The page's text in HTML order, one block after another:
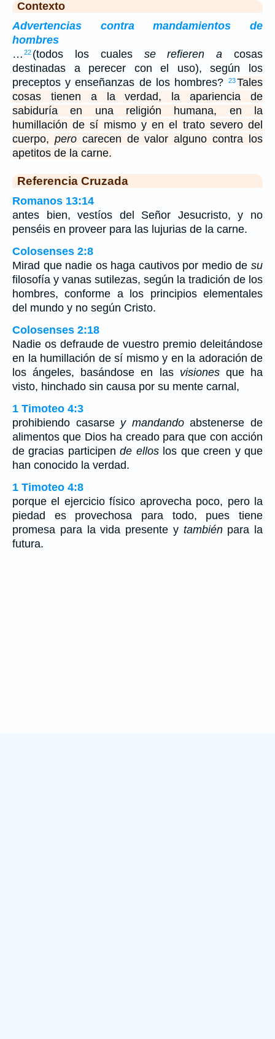
Contexto
Advertencias contra mandamientos de
hombres
… 22 (todos los cuales se refieren a cosas
destinadas a perecer con el uso), según los
preceptos y enseñanzas de los hombres?
23Tales
cosas tienen a la verdad, la apariencia de
sabiduría en una religión humana, en la
humillación de sí mismo y en el trato severo del
cuerpo, perocarecen de valor alguno contra los
apetitos de la carne.
Referencia Cruzada
Romanos 13:14
antes bien, vestíos del Señor Jesucristo, y no
penséis en proveer para las lujurias de la carne.
Colosenses 2:8
Mirad que nadie os haga cautivos por medio de su
filosofía y vanas sutilezas, según la tradición de los
hombres, conforme a los principios elementales
del mundo y no según Cristo.
Colosenses 2:18
Nadie os defraude de vuestro premio deleitándose
en la humillación de sí mismo y en la adoración de
los ángeles, basándose en las visionesque ha
visto, hinchado sin causa por su mente carnal,
1 Timoteo 4:3
prohibiendo casarse y mandandoabstenerse de
alimentos que Dios ha creado para que con acción
de gracias participende elloslos que creen y que
han conocido la verdad.
1 Timoteo 4:8
porque el ejercicio físico aprovecha poco, pero la
piedad es provechosa para todo, pues tiene
promesa para la vida presente y tambiénpara la
futura.